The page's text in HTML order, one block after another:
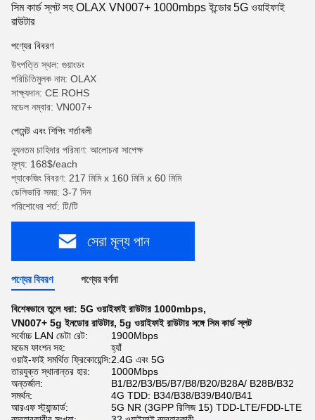
সিম কার্ড স্লট সহ OLAX VN007+ 1000mbps ইন্ডোর 5G ওয়াইফাই
রাউটার
পণ্যের বিবরণ
উৎপত্তি স্থল: গুয়াংডং
পরিচিতিমুলক নাম: OLAX
সাক্ষ্যদান: CE ROHS
মডেল নম্বার: VN007+
পেমেন্ট এবং শিপিং শর্তাবলী
ন্যূনতম চাহিদার পরিমাণ: আলোচনা সাপেক্ষ
মূল্য: 168$/each
প্যাকেজিং বিবরণ: 217 মিমি x 160 মিমি x 60 মিমি
ডেলিভারি সময়: 3-7 দিন
পরিশোধের শর্ত: টি/টি
সেরা মূল্য পান
পণ্যের বিবরণ পণ্যের বর্ণনা
বিশেষভাবে তুলে ধরা: 5G ওয়াইফাই রাউটার 1000mbps,
VN007+ 5g ইনডোর রাউটার, 5g ওয়াইফাই রাউটার সঙ্গে সিম কার্ড স্লট
সর্বোচ্চ LAN ডেটা রেট:
1900Mbps
মডেম ফাংশন সহ:
হ্যাঁ
ওয়াই-ফাই সমর্থিত ফ্রিকোয়েন্সি:2.4G এবং 5G
তারযুক্ত স্থানান্তর হার:
1000Mbps
অন্তর্জাল:
B1/B2/B3/B5/B7/B8/B20/B28A/ B28B/B32
সমর্থন:
4G TDD: B34/B38/B39/B40/B41
আরএফ স্ট্যান্ডার্ড:
5G NR (3GPP রিলিজ 15) TDD-LTE/FDD-LTE